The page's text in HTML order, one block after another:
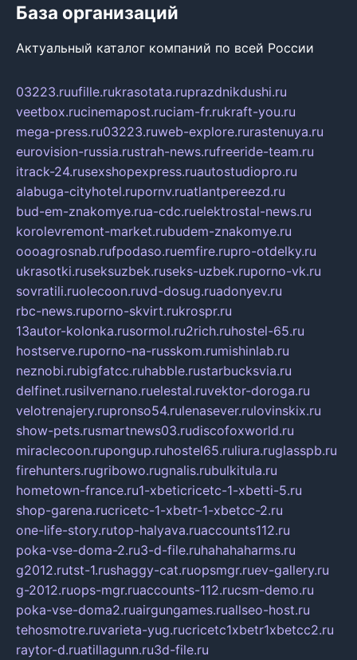
База организаций
Актуальный каталог компаний по всей России
03223.ruufille.rukrasotata.ruprazdnikdushi.ru
veetbox.rucinemapost.ruciam-fr.rukraft-you.ru
mega-press.ru03223.ruweb-explore.rurastenuya.ru
eurovision-russia.rustrah-news.rufreeride-team.ru
itrack-24.rusexshopexpress.ruautostudiopro.ru
alabuga-cityhotel.rupornv.ruatlantpereezd.ru
bud-em-znakomye.rua-cdc.ruelektrostal-news.ru
korolevremont-market.rubudem-znakomye.ru
oooagrosnab.rufpodaso.ruemfire.rupro-otdelky.ru
ukrasotki.ruseksuzbek.ruseks-uzbek.ruporno-vk.ru
sovratili.ruolecoon.ruvd-dosug.ruadonyev.ru
rbc-news.ruporno-skvirt.rukrospr.ru
13autor-kolonka.rusormol.ru2rich.ruhostel-65.ru
hostserve.ruporno-na-russkom.rumishinlab.ru
neznobi.rubigfatcc.ruhabble.rustarbucksvia.ru
delfinet.rusilvernano.ruelestal.ruvektor-doroga.ru
velotrenajery.rupronso54.rulenasever.rulovinskix.ru
show-pets.rusmartnews03.rudiscofoxworld.ru
miraclecoon.rupongup.ruhostel65.ruliura.ruglasspb.ru
firehunters.rugribowo.rugnalis.rubulkitula.ru
hometown-france.ru1-xbeticricetc-1-xbetti-5.ru
shop-garena.rucricetc-1-xbetr-1-xbetcc-2.ru
one-life-story.rutop-halyava.ruaccounts112.ru
poka-vse-doma-2.ru3-d-file.ruhahahaharms.ru
g2012.rutst-1.rushaggy-cat.ruopsmgr.ruev-gallery.ru
g-2012.ruops-mgr.ruaccounts-112.rucsm-demo.ru
poka-vse-doma2.ruairgungames.ruallseo-host.ru
tehosmotre.ruvarieta-yug.rucricetc1xbetr1xbetcc2.ru
raytor-d.ruatillagunn.ru3d-file.ru